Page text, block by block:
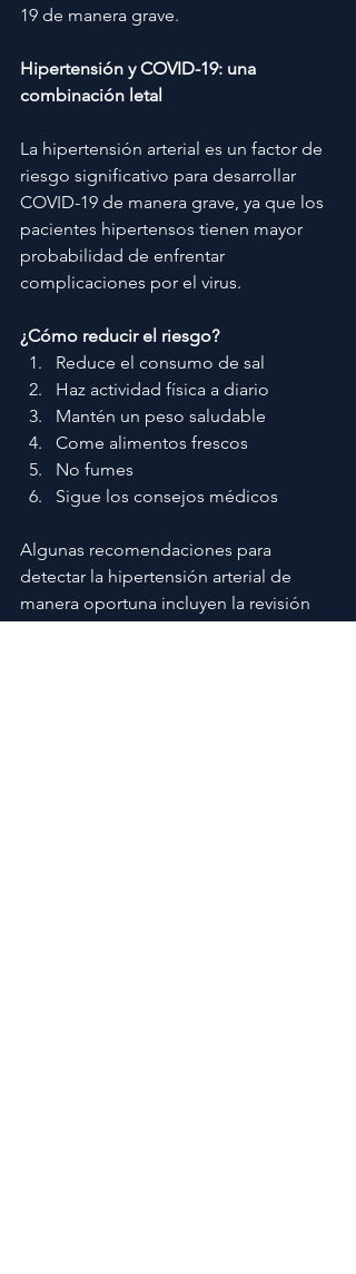
19 de manera grave.
Hipertensión y COVID-19: una
combinación letal
La hipertensión arterial es un factor de
riesgo significativo para desarrollar
COVID-19 de manera grave, ya que los
pacientes hipertensos tienen mayor
probabilidad de enfrentar
complicaciones por el virus.
¿Cómo reducir el riesgo?
Reduce el consumo de sal
Haz actividad física a diario
Mantén un peso saludable
Come alimentos frescos
No fumes
Sigue los consejos médicos
Algunas recomendaciones para
detectar la hipertensión arterial de
manera oportuna incluyen la revisión